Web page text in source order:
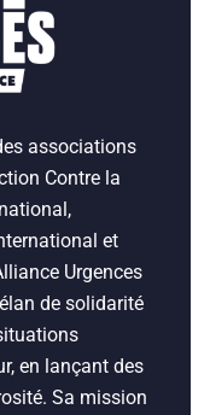
associations
Contre la
et
Urgences
de solidarité
en lançant des
Sa mission